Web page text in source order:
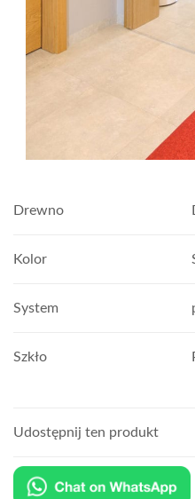
Drewno
Kolor
System
Szkło
Udostępnij ten produkt